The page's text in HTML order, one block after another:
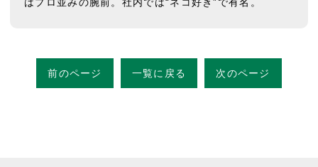
前のページ 一覧に戻る 次のページ